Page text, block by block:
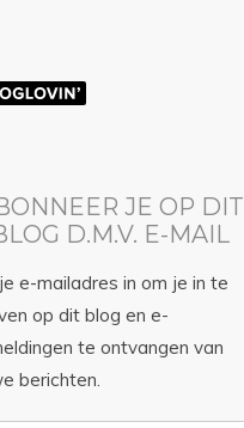
JE OP DIT
D.M.V. E-MAIL
e-mailadres in om je in te
op dit blog en e-
te ontvangen van
berichten.